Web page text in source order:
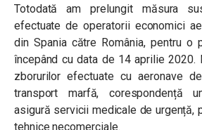
Totodată am prelungit măsura
efectuate de operatorii economici
din Spania către România, pentru o
începând cu data de 14 aprilie 2020.
zborurilor efectuate cu aeronave
transport marfă, corespondență
asigură servicii medicale de urgență,
tehnice necomerciale.